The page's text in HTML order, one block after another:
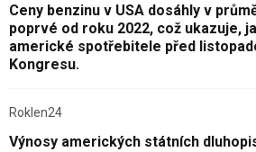
Ceny benzinu v USA dosáhly v
poprvé od roku 2022, což ukazuje,
americké spotřebitele před
Kongresu.
Roklen24
Výnosy amerických státních